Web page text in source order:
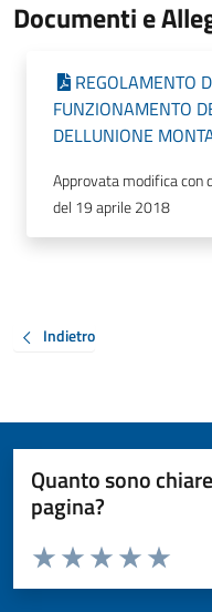
Documenti e
REGOLAMENTO
FUNZIONAMENTO
DELLUNIONE
Approvata modifica con
del 19 aprile 2018
Indietro
Quanto sono
pagina?
Valuta da 1 a 5 stelle la pagina
Valuta
Valuta 4
Valuta 3 stelle
Valuta 2 stelle su 5
Valuta 1 stelle su 5